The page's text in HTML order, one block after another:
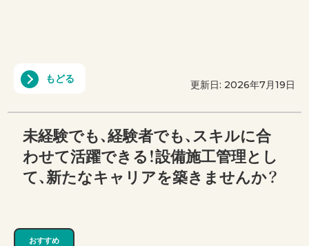
もどる 更新日: 2026年7月19日
未経験でも、経験者でも、スキルに合
わせて活躍できる！設備施工管理とし
て、新たなキャリアを築きませんか？
おすすめ